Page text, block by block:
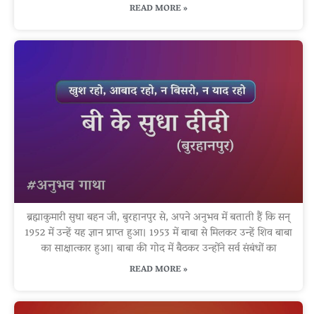
READ MORE »
ब्रह्माकुमारी सुधा बहन जी, बुरहानपुर से, अपने अनुभव में बताती हैं कि सन्
1952 में उन्हें यह ज्ञान प्राप्त हुआ। 1953 में बाबा से मिलकर उन्हें शिव बाबा
का साक्षात्कार हुआ। बाबा की गोद में बैठकर उन्होंने सर्व संबंधों का
READ MORE »